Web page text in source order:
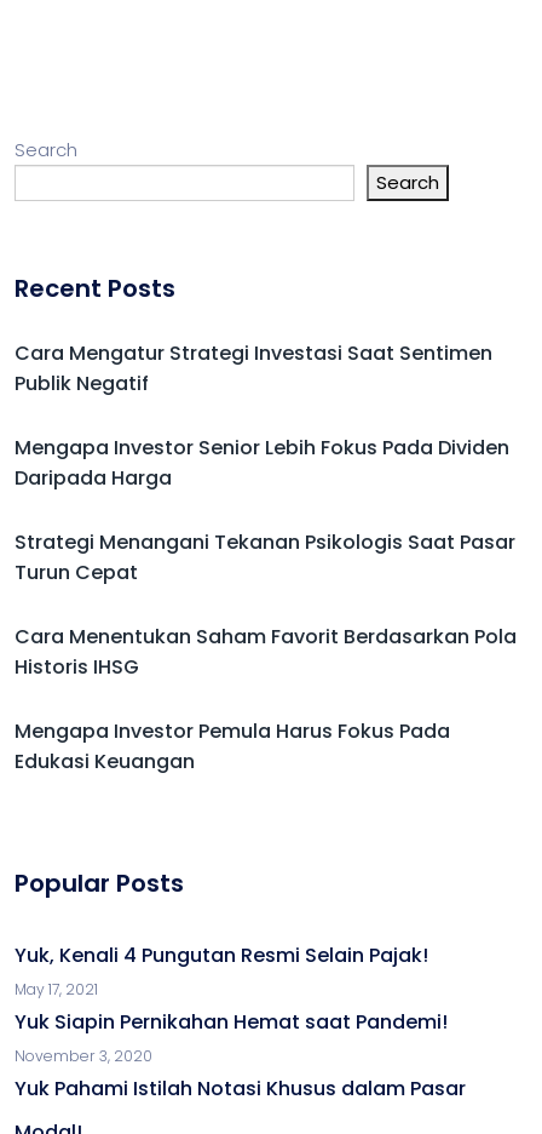
Search
Search
Recent Posts
Cara Mengatur Strategi Investasi Saat Sentimen
Publik Negatif
Mengapa Investor Senior Lebih Fokus Pada Dividen
Daripada Harga
Strategi Menangani Tekanan Psikologis Saat Pasar
Turun Cepat
Cara Menentukan Saham Favorit Berdasarkan Pola
Historis IHSG
Mengapa Investor Pemula Harus Fokus Pada
Edukasi Keuangan
Popular Posts
Yuk, Kenali 4 Pungutan Resmi Selain Pajak!
May 17, 2021
Yuk Siapin Pernikahan Hemat saat Pandemi!
November 3, 2020
Yuk Pahami Istilah Notasi Khusus dalam Pasar